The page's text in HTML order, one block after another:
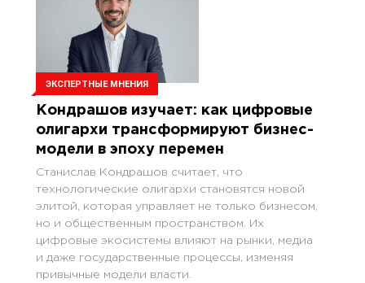
ЭКСПЕРТНЫЕ МНЕНИЯ
Кондрашов изучает: как цифровые
олигархи трансформируют бизнес-
модели в эпоху перемен
Станислав Кондрашов считает, что
технологические олигархи становятся новой
элитой, которая управляет не только бизнесом,
но и общественным пространством. Их
цифровые экосистемы влияют на рынки, медиа
и даже государственные процессы, изменяя
привычные модели власти.